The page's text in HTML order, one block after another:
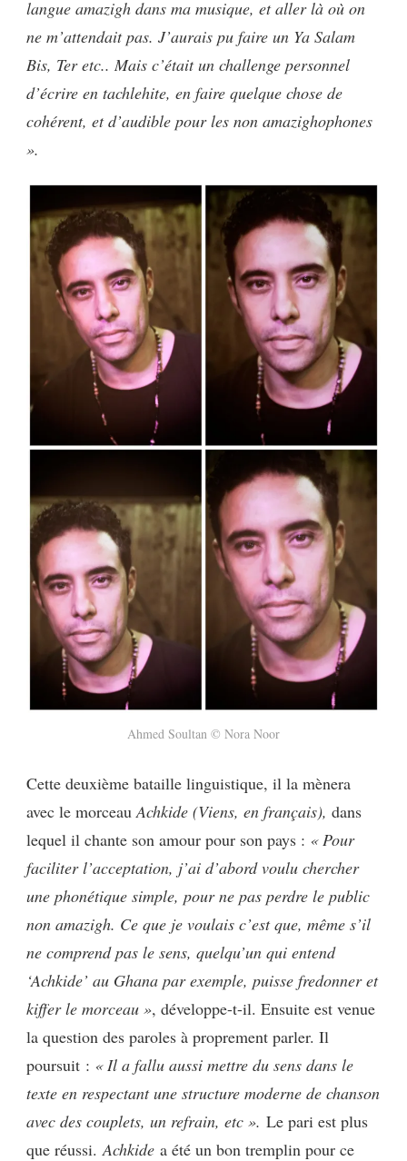
langue amazigh dans ma musique, et aller là où on
ne m’attendait pas. J’aurais pu faire un Ya Salam
Bis, Ter etc.. Mais c’était un challenge personnel
d’écrire en tachlehite, en faire quelque chose de
cohérent, et d’audible pour les non amazighophones
».
Ahmed Soultan © Nora Noor
Cette deuxième bataille linguistique, il la mènera
avec le morceauAchkide (Viens, en français), dans
lequel il chante son amour pour son pays : « Pour
faciliter l’acceptation, j’ai d’abord voulu chercher
une phonétique simple, pour ne pas perdre le public
non amazigh. Ce que je voulais c’est que, même s’il
ne comprend pas le sens, quelqu’un qui entend
‘Achkide’ au Ghana par exemple, puisse fredonner et
kiffer le morceau », développe-t-il. Ensuite est venue
la question des paroles à proprement parler. Il
poursuit : « Il a fallu aussi mettre du sens dans le
texte en respectant une structure moderne de chanson
avec des couplets, un refrain, etc ». Le pari est plus
que réussi.Achkide a été un bon tremplin pour ce